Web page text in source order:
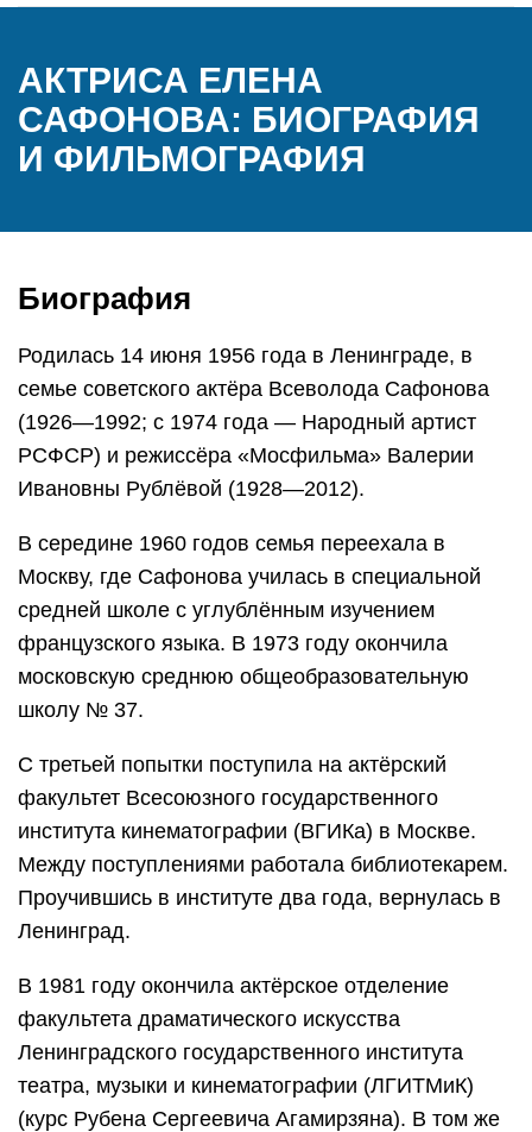
АКТРИСА ЕЛЕНА
САФОНОВА: БИОГРАФИЯ
И ФИЛЬМОГРАФИЯ
Биография
Родилась 14 июня 1956 года в Ленинграде, в
семье советского актёра Всеволода Сафонова
(1926—1992; с 1974 года — Народный артист
РСФСР) и режиссёра «Мосфильма» Валерии
Ивановны Рублёвой (1928—2012).
В середине 1960 годов семья переехала в
Москву, где Сафонова училась в специальной
средней школе с углублённым изучением
французского языка. В 1973 году окончила
московскую среднюю общеобразовательную
школу № 37.
С третьей попытки поступила на актёрский
факультет Всесоюзного государственного
института кинематографии (ВГИКа) в Москве.
Между поступлениями работала библиотекарем.
Проучившись в институте два года, вернулась в
Ленинград.
В 1981 году окончила актёрское отделение
факультета драматического искусства
Ленинградского государственного института
театра, музыки и кинематографии (ЛГИТМиК)
(курс Рубена Сергеевича Агамирзяна). В том же